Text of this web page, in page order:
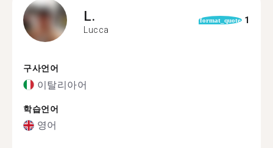
L.
Lucca
format_quote 1
구사언어
이탈리아어
학습언어
영어